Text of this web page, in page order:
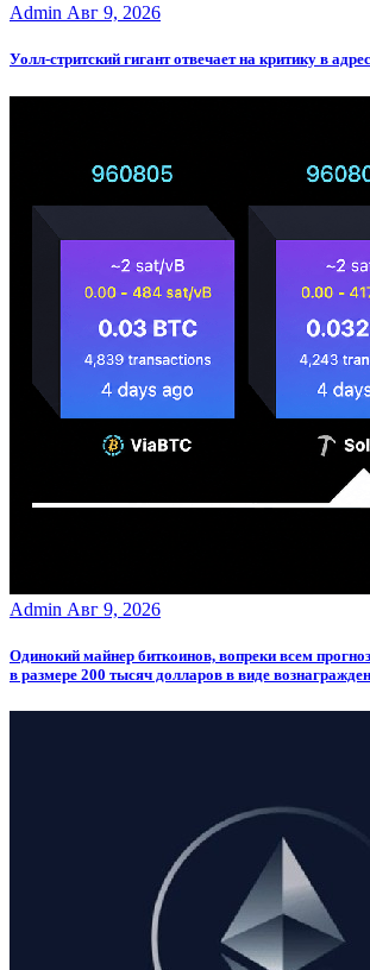
Admin Авг 9, 2026
Уолл-стритский гигант отвечает на критику в
Admin Авг 9, 2026
Одинокий майнер биткоинов, вопреки всем
в размере 200 тысяч долларов в виде